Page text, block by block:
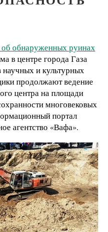
об обнаруженных руинах
в центре города Газа
и культурных
продолжают ведение
центра на площади
многовековых
портал
агентство «Вафа».